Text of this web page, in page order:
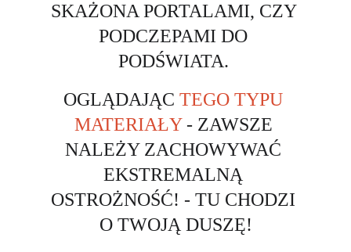
SKAŻONA PORTALAMI, CZY
PODCZEPAMI DO
PODŚWIATA.
OGLĄDAJĄC TEGO TYPU
MATERIAŁY - ZAWSZE
NALEŻY ZACHOWYWAĆ
EKSTREMALNĄ
OSTROŻNOŚĆ! - TU CHODZI
O TWOJĄ DUSZĘ!